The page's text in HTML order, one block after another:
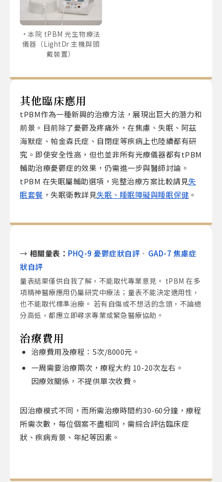
本院 tPBM 光生物療法
儀器（LightDr 主機與頭
戴裝置）
其他臨床應用
tPBM作為一種新興的治療方法，展現出巨大的潛力和
前景。目前除了憂鬱及疼痛外，在焦慮、失眠、阿茲
海默症、帕金森氏症、自閉症等疾病上也陸續都有研
究。即使安全性高，但也並非所有光療儀器都有tPBM
輔助治療憂鬱症的效果，仍需進一步與醫師討論。
tPBM 在失眠屬輔助選項，完整治療方案比較請見失
眠套餐 ，失眠衛教詳見失眠、睡眠障礙與睡眠保健 。
→ 相關量表： PHQ-9 憂鬱症狀自評 、 GAD-7 焦慮症
狀自評
量表結果僅供自我了解，不能取代專業意見。 tPBM 在多
項精神醫療應用仍屬研究中療法；量表不能決定適用性，
也不能取代標準治療。 若有自傷或不想活的念頭，不論總
分高低，都應立即尋求專業或緊急醫療協助。
治療費用
治療費用及療程：5次/8000元。
一周需要治療兩次，療程大約 10-20次左右。
因療效關係，不提供單次收費。
因治療模式不同，而所需治療時間約30-60分鐘，療程
所需次數，每位個案不盡相同，需綜合評估臨床症
狀、疾病背景、年紀等因素。